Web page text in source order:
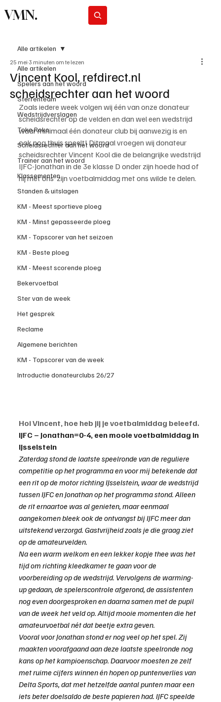
VMN.
Alle artikelen
Spelers aan het woord
Sterrenteam
Wedstrijdverslagen
Toko Roko
Scheidsrechter aan het woord
Trainer aan het woord
Klassementen
Standen & uitslagen
KM - Meest sportieve ploeg
KM - Minst gepasseerde ploeg
KM - Topscorer van het seizoen
KM - Beste ploeg
KM - Meest scorende ploeg
Bekervoetbal
Ster van de week
Het gesprek
Reclame
Algemene berichten
KM - Topscorer van de week
Introductie donateurclubs 26/27
Alle artikelen
Vincent Kool, refdirect.nl
scheidsrechter aan het woord
25 mei 3 minuten om te lezen
Zoals iedere week volgen wij één van onze donateur
scheidsrechter op de velden en dan wel een wedstrijd
waar minimaal één donateur club bij aanwezig is en
ook nog thuis speelt! Ditmaal vroegen wij donateur
scheidsrechter Vincent Kool die de belangrijke wedstrijd
IJFC-Jonathan in de 3e klasse D onder zijn hoede had of
hij met ons  zijn voetbalmiddag met ons wilde te delen.
Hoi Vincent, hoe heb jij je voetbalmiddag beleefd.
IJFC – Jonathan=0-4, een mooie voetbalmiddag in
IJsselstein
Zaterdag stond de laatste speelronde van de reguliere
competitie op het programma en voor mij betekende dat
een rit op de motor richting IJsselstein, waar de wedstrijd
tussen IJFC en Jonathan op het programma stond. Alleen
de rit ernaartoe was al genieten, maar eenmaal
aangekomen bleek ook de ontvangst bij IJFC meer dan
uitstekend verzorgd. Gastvrijheid zoals je die graag ziet
op de amateurvelden.
Na een warm welkom en een lekker kopje thee was het
tijd om richting kleedkamer te gaan voor de
voorbereiding op de wedstrijd. Vervolgens de warming-
up gedaan, de spelerscontrole afgerond, de assistenten
nog even doorgesproken en daarna samen met de pupil
van de week het veld op. Altijd mooie momenten die het
amateurvoetbal nét dat beetje extra geven.
Vooral voor Jonathan stond er nog veel op het spel. Zij
maakten voorafgaand aan deze laatste speelronde nog
kans op het kampioenschap. Daarvoor moesten ze zelf
met ruime cijfers winnen én hopen op puntenverlies van
Delta Sports, dat met hetzelfde aantal punten maar een
iets beter doelsaldo de beste papieren had. IJFC speelde